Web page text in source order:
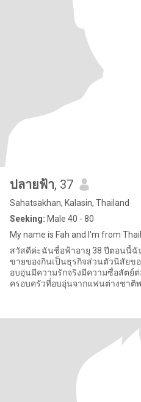
ปลายฟ้า, 37
Sahatsakhan, Kalasin, Thailand
Seeking: Male 40 - 80
My name is Fah and I'm from
สวัสดีค่ะฉันชื่อฟ้าอายุ 38 ปีตอนนี้
ขายของกินเป็นธุรกิจส่วนตัวนิสัยข
อบอุ่นมีความรักจริงมีความซื่อสัตย์
ครอบครัวที่อบอุ่นจากแฟนต่างชาติ